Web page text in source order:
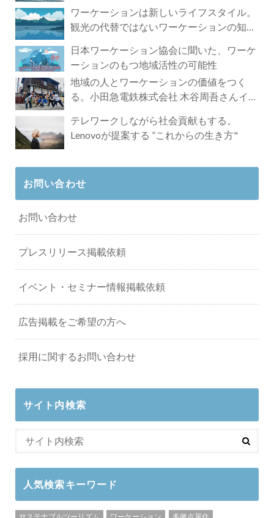
ワーケーションは新しいライフスタイル。
観光の代替ではないワーケーションの知ら
日本ワーケーション協会に聞いた、ワーケ
ーションのもつ地域活性の可能性
地域の人とワーケーションの価値をつく
る。小田急電鉄株式会社 木谷周吾さんイン
テレワークしながら社会貢献もする。
Lenovoが提案する ”これからの生き方"
お問い合わせ
お問い合わせ
プレスリリース掲載依頼
イベント・セミナー情報掲載依頼
広告掲載をご希望の方へ
採用に関するお問い合わせ
サイト内検索
人気検索キーワード